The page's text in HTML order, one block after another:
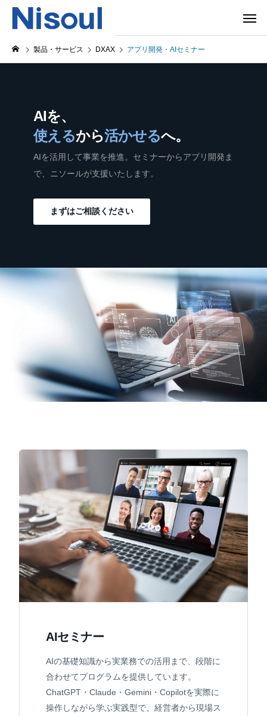
製品・サービス DXAX アプリ開発・AIセミナー
AIを、
使えるから活かせるへ。
AIを活用して事業を推進。セミナーからアプリ開発ま
で、ニソールが支援いたします。
まずはご相談ください
AIセミナー
AIの基礎知識から実業務での活用まで、段階に
合わせてプログラムを提供しています。
ChatGPT・Claude・Gemini・Copilotを実際に
操作しながら学ぶ実践型で、経営者から現場ス